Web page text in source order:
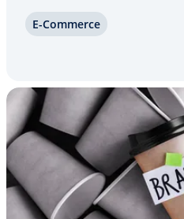
Como co­n­se­cue­n­cia, es
E-Commerce